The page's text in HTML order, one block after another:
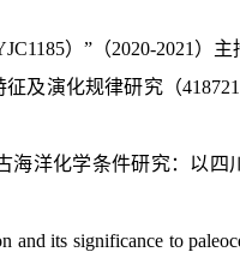
） ”（2020-2021）主
演化规律研究（
洋化学条件研究：以四
its significance to